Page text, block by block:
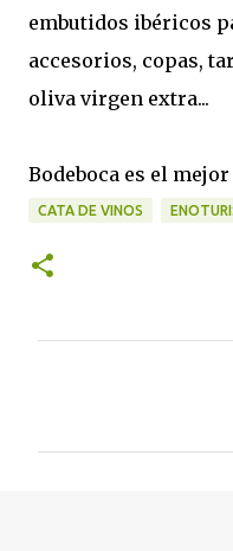
embutidos ibéricos
accesorios, copas,
oliva virgen extra...
Bodeboca es el
CATA DE VINOS